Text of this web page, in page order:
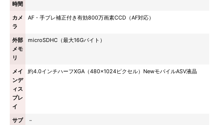
時間
カメ
ラ
AF・手ブレ補正付き有効800万画素CCD（AF対応）
外部
メモ
リ
microSDHC（最大16Gバイト）
メイ
ンデ
ィス
プレ
イ
約4.0インチハーフXGA（480×1024ピクセル）NewモバイルASV液晶
サブ
－